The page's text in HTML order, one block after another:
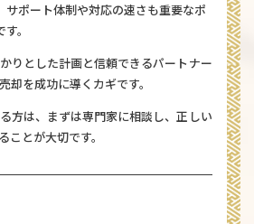
サポート体制や対応の速さも重要なポ
。
りとした計画と信頼できるパートナー
却を成功に導くカギです。
方は、まずは専門家に相談し、正しい
ことが大切です。